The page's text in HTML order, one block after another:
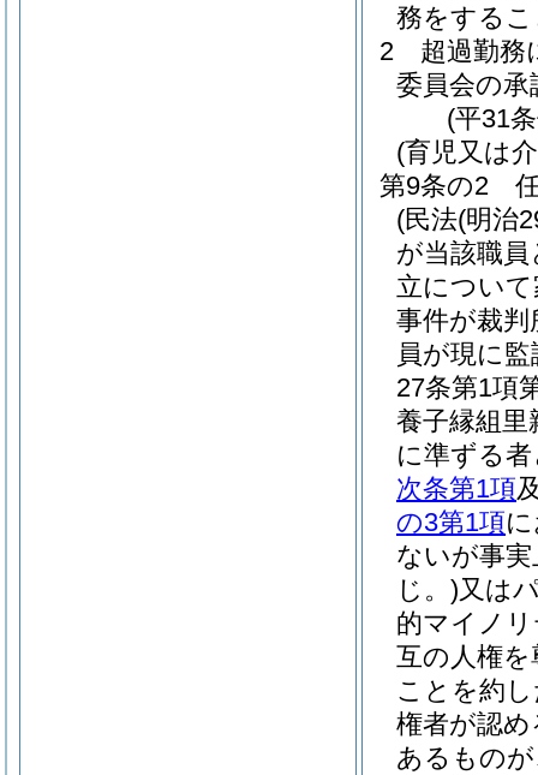
務をする
2
超過勤務
委員会の
(平31
(育児又は
第9条の2
(民法(明治
が当該職
立につい
事件が裁
員が現に
27条第1項
養子縁組
に準ずる
次条第1項
の3第1項
ないが事
じ。)又は
的マイノ
互の人権
ことを約
権者が認
あるもの